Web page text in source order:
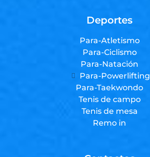
Deportes
Para-Atletismo
Para-Ciclismo
Para-Natación
Para-Powerlifting
Para-Taekwondo
Tenis de campo
Tenis de mesa
Remo in